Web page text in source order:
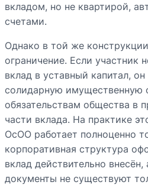
вкладом, но не квартирой,
счетами.
Однако в той же
ограничение. Если участник
вклад в уставный капитал,
солидарную имущественную
обязательствам общества в
части вклада. На практике
ОсОО работает полноценно
корпоративная структура
вклад действительно
документы не существуют